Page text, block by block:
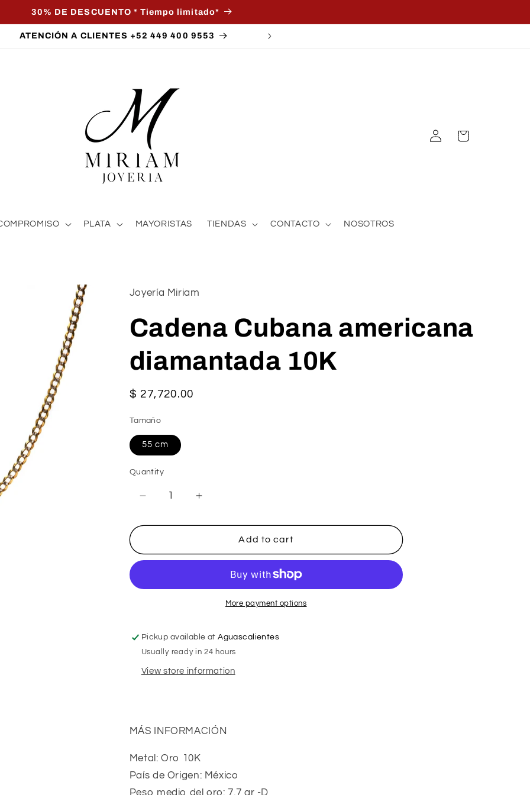
30% DE DESCUENTO * Tiempo limitado*
ATENCIÓN A CLIENTES +52 449 400 9553
PLATA MAYORISTAS TIENDAS CONTACTO NOSOTROS
Log
in
Cart
Joyería Miriam
Cadena Cubana americana
diamantada 10K
Regular
$ 27,720.00
Tamaño
55 cm
Quantity
Decrease
for
Cubana
10K
Increase
for
Cadena
Cubana
diamantada
10K
Add to cart
More payment options
Pickup available atAguascalientes
Usually ready in 24 hours
View store information
MÁS INFORMACIÓN
Metal: Oro 10K
País de Origen: México
Peso medio del oro: 7.7 gr -D